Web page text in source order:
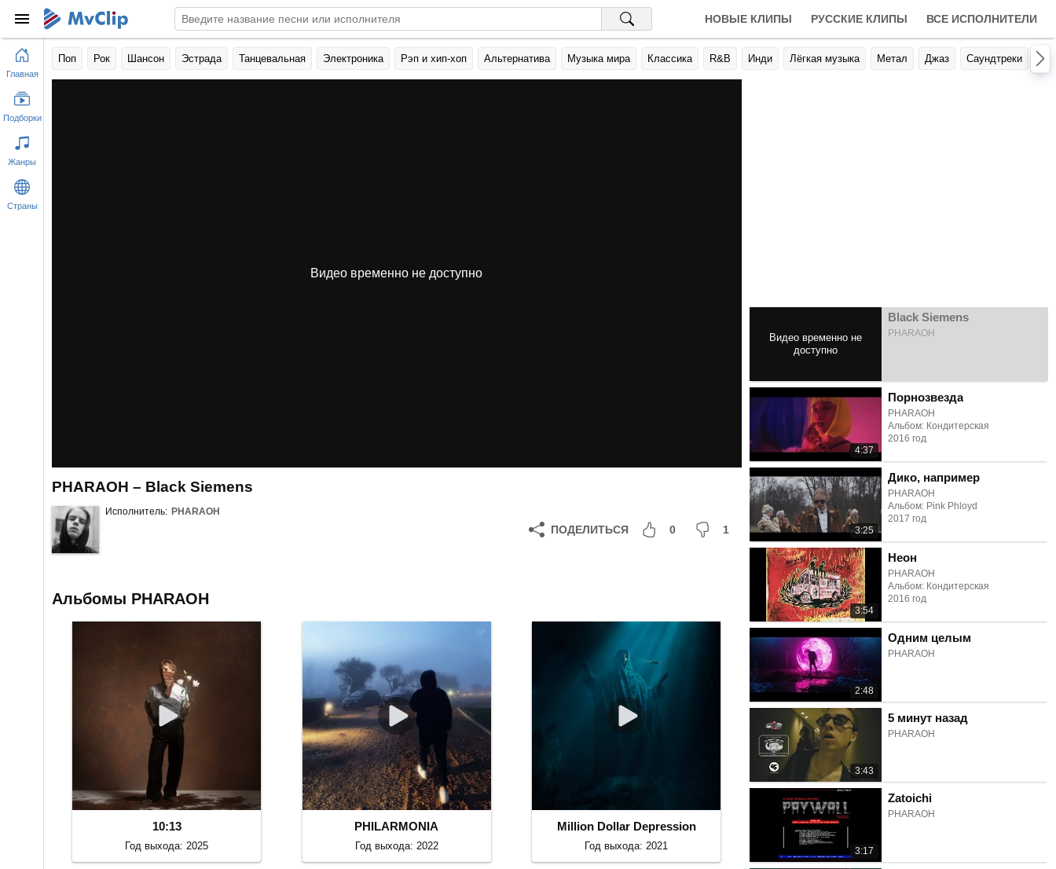
НОВЫЕ КЛИПЫ РУССКИЕ КЛИПЫ ВСЕ ИСПОЛНИТЕЛИ
Поп Рок Шансон Эстрада Танцевальная Электроника Рэп и хип-хоп Альтернатива Музыка мира Классика R&B Инди Лёгкая музыка Метал Джаз Саундтреки
Видео временно не доступно
PHARAOH – Black Siemens
Исполнитель: PHARAOH
ПОДЕЛИТЬСЯ 0 1
Black Siemens
PHARAOH
4:37
Порнозвезда
PHARAOH
Альбом: Кондитерская
2016 год
3:25
Дико, например
PHARAOH
Альбом: Pink Phloyd
2017 год
3:54
Неон
PHARAOH
Альбом: Кондитерская
2016 год
2:48
Одним целым
PHARAOH
3:43
5 минут назад
PHARAOH
3:17
Zatoichi
PHARAOH
Альбомы PHARAOH
10:13
Год выхода: 2025
PHILARMONIA
Год выхода: 2022
Million Dollar Depression
Год выхода: 2021
Главная
Подборки
Жанры
Страны